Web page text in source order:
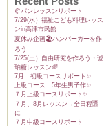
🥐パンレッスンリポート
7/29(水）福祉こども料理レッス
ンin高津市民館
夏休み企画🏖️ハンバーガーを作
ろう
7/25(土）自由研究を作ろう・琥
珀糖レッスン🌈
7月 初級コースリポート✨️
上級コース 5年生男子作✨️
７月上級コースリポート✨️
７月、8月レッスン→全日程🈵
に
７月中級コースリポート